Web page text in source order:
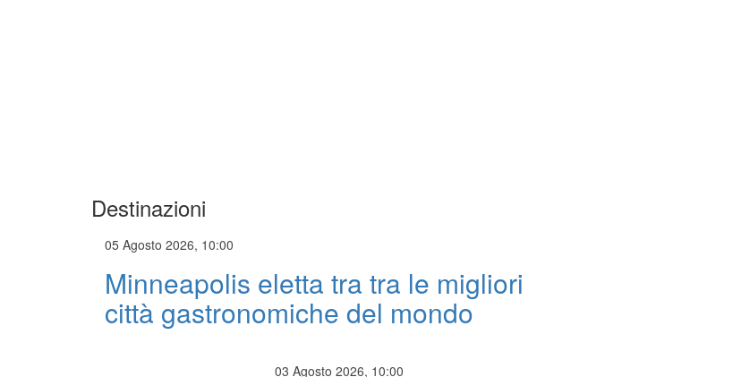
Destinazioni
05 Agosto 2026, 10:00
Minneapolis eletta tra tra le migliori
città gastronomiche del mondo
03 Agosto 2026, 10:00